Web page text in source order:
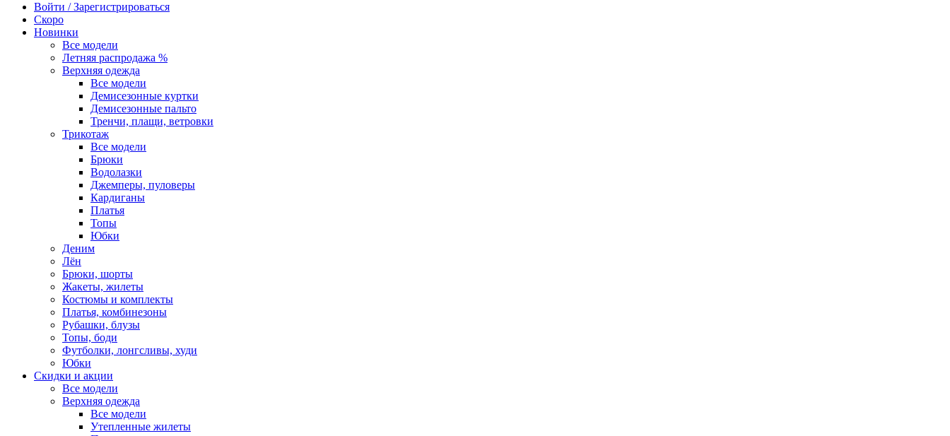
Войти / Зарегистрироваться
Скоро
Новинки
Все модели
Летняя распродажа %
Верхняя одежда
Все модели
Демисезонные куртки
Демисезонные пальто
Тренчи, плащи, ветровки
Трикотаж
Все модели
Брюки
Водолазки
Джемперы, пуловеры
Кардиганы
Платья
Топы
Юбки
Деним
Лён
Брюки, шорты
Жакеты, жилеты
Костюмы и комплекты
Платья, комбинезоны
Рубашки, блузы
Топы, боди
Футболки, лонгсливы, худи
Юбки
Скидки и акции
Все модели
Верхняя одежда
Все модели
Утепленные жилеты